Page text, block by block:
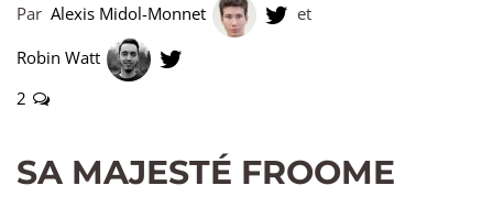
Par Alexis Midol-Monnet
et
Robin Watt
2
SA MAJESTÉ FROOME